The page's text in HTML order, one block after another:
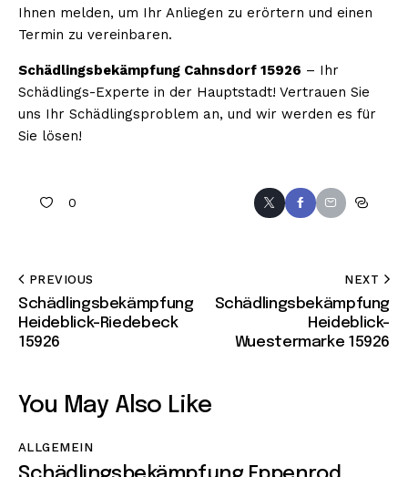
Ihnen melden, um Ihr Anliegen zu erörtern und einen
Termin zu vereinbaren.
Schädlingsbekämpfung Cahnsdorf 15926 – Ihr
Schädlings-Experte in der Hauptstadt! Vertrauen Sie
uns Ihr Schädlingsproblem an, und wir werden es für
Sie lösen!
0
PREVIOUS
Schädlingsbekämpfung
Heideblick-Riedebeck
15926
NEXT
Schädlingsbekämpfung
Heideblick-
Wuestermarke 15926
You May Also Like
ALLGEMEIN